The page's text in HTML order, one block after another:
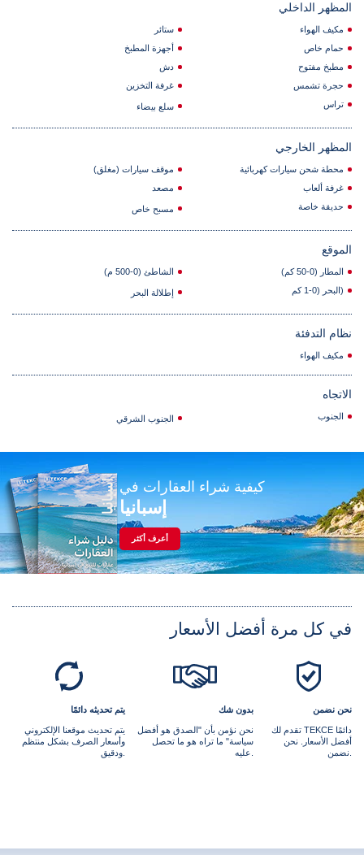
المظهر الداخلي
مكيف الهواء
ستائر
حمام خاص
أجهزة المطبخ
مطبخ مفتوح
دش
حجرة تشمس
غرفة التخزين
تراس
سلع بيضاء
المظهر الخارجي
محطة شحن سيارات كهربائية
موقف سيارات (مغلق)
غرفة ألعاب
مصعد
حديقة خاصة
مسبح خاص
الموقع
المطار (0-50 كم)
الشاطئ (0-500 م)
(البحر (0-1 كم
إطلالة البحر
نظام التدفئة
مكيف الهواء
الاتجاه
الجنوب الجنوب الشرقي
كيفية شراء العقارات في
إسبانيا
أعرف أكثر
في كل مرة أفضل الأسعار
يتم تحديثه دائمًا
يتم تحديث موقعنا الإلكتروني
وأسعار الصرف بشكل منتظم
ودقيق.
بدون شك
نحن نؤمن بأن "الصدق هو أفضل
سياسة" ما تراه هو ما تحصل
نحن نضمن
تقدم لك TEKCE دائمًا
أفضل الأسعار. نحن